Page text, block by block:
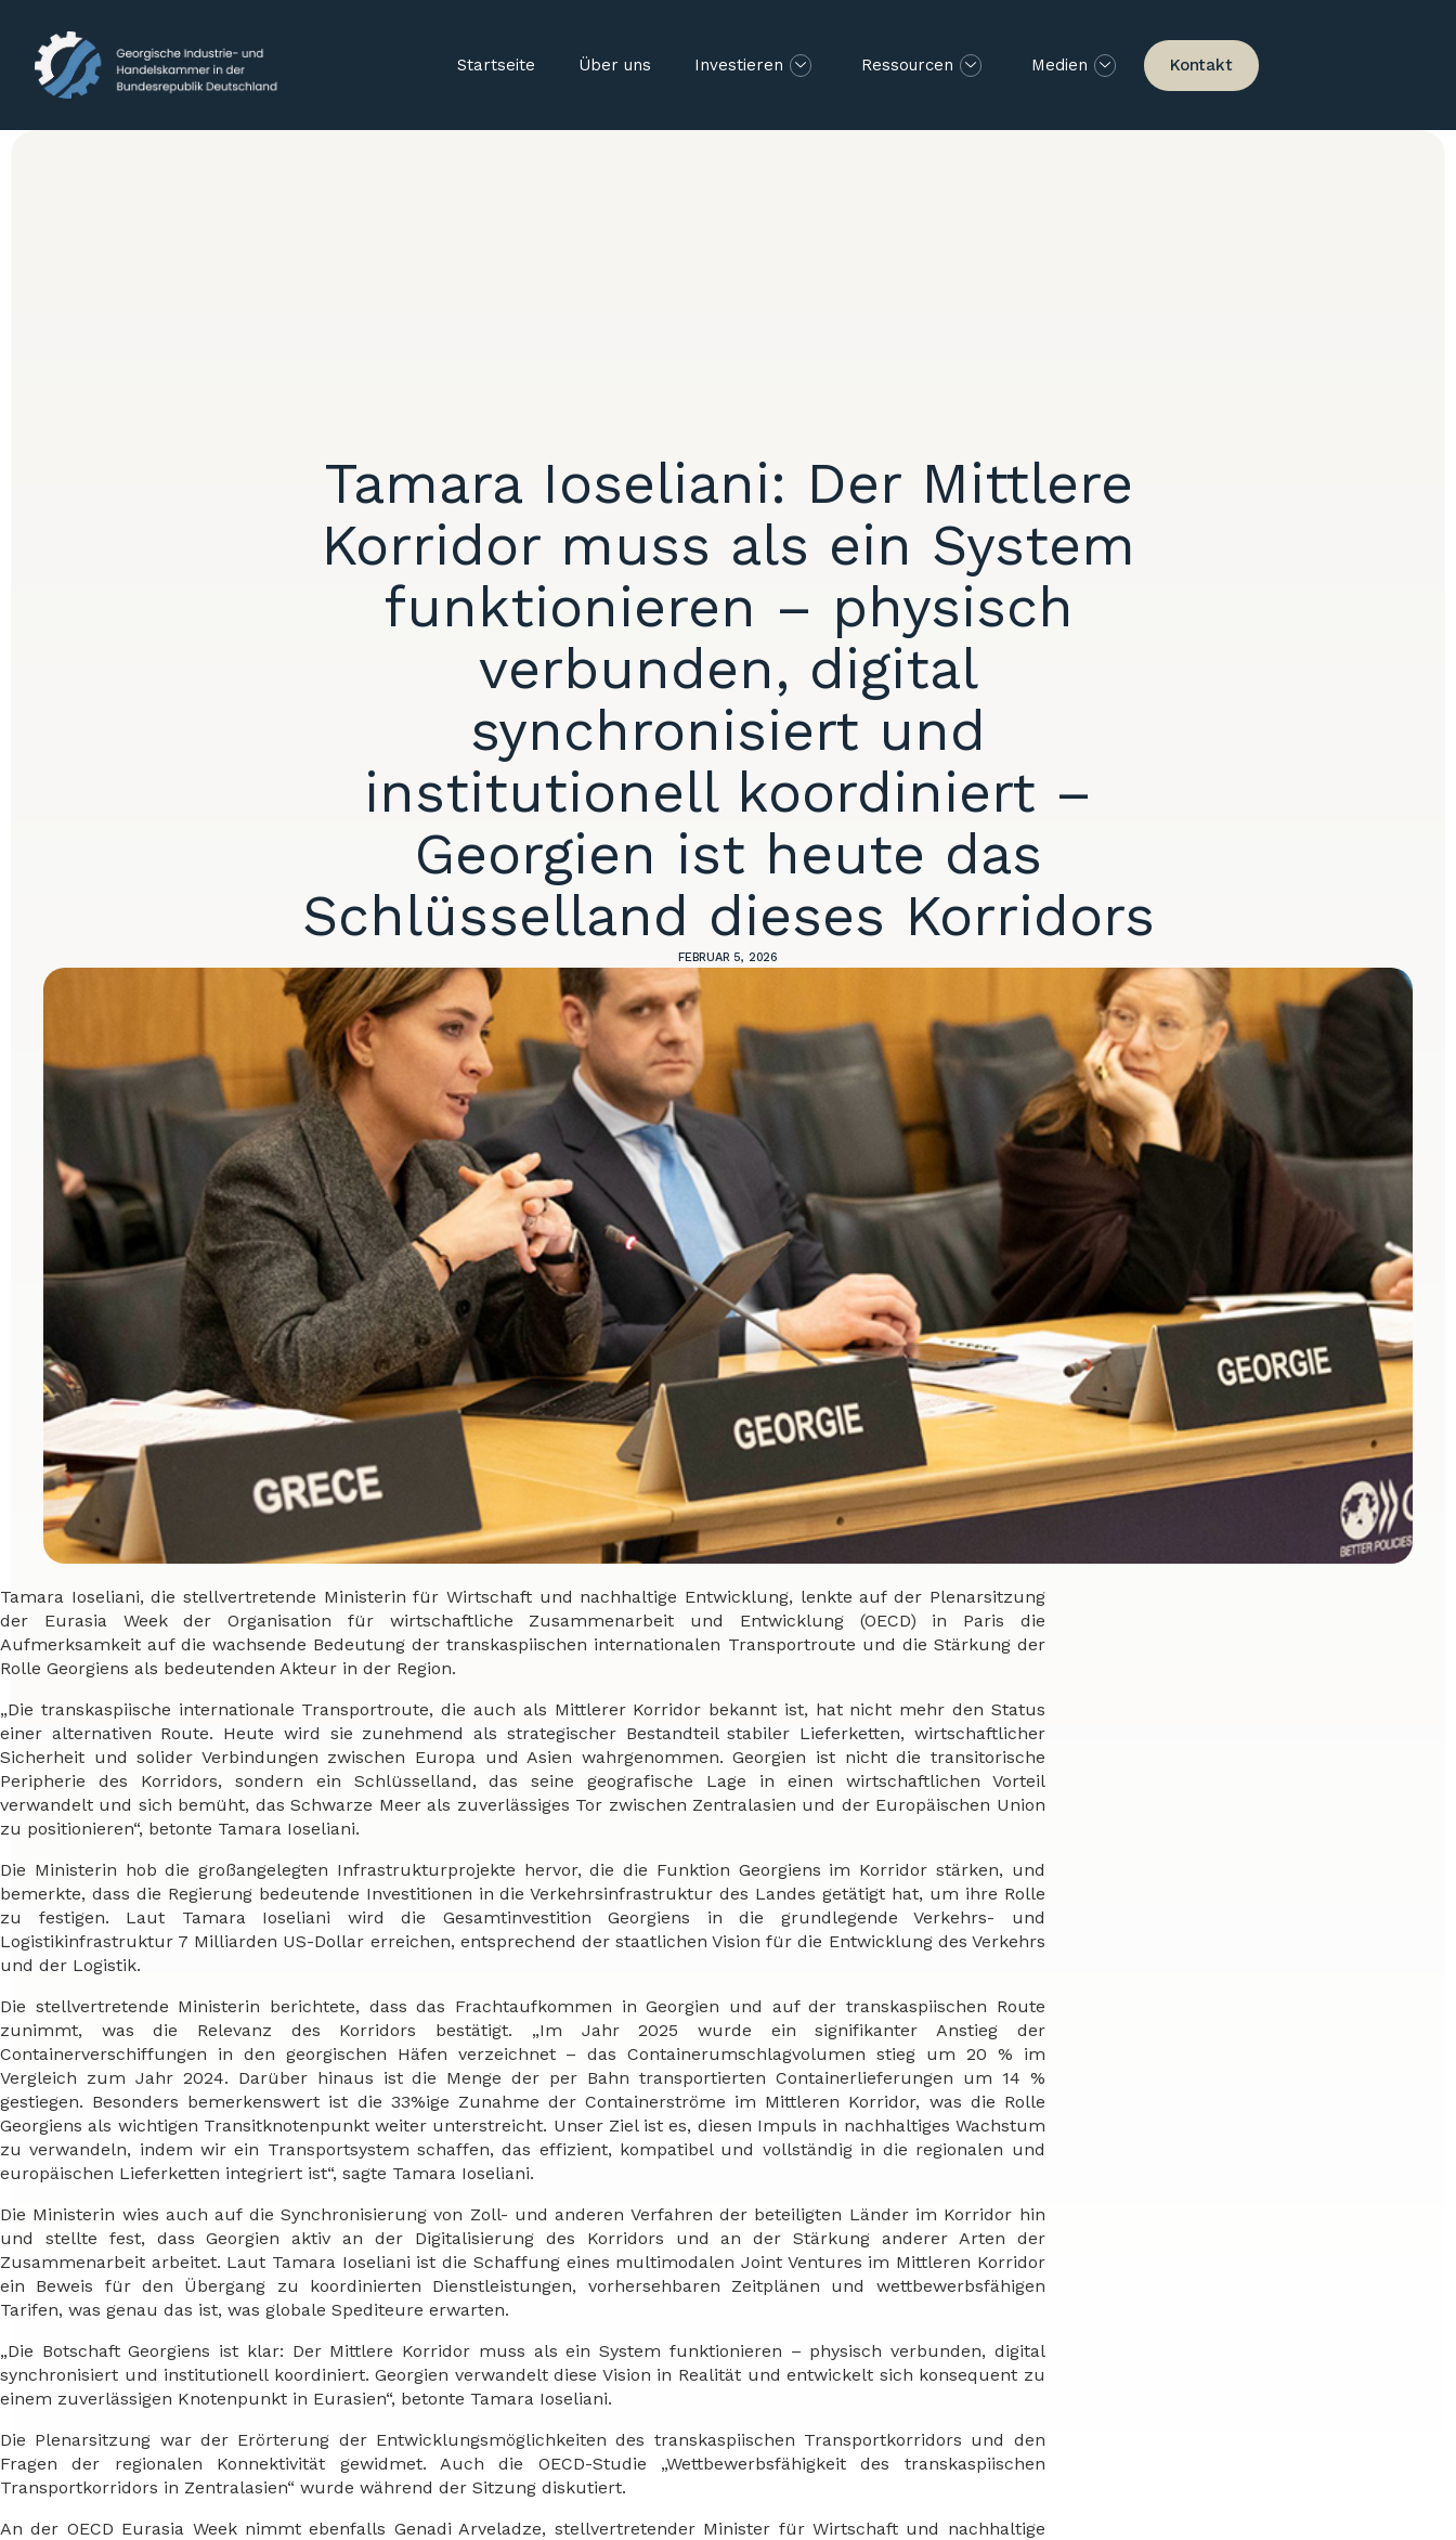
Startseite Über uns Investieren Ressourcen Medien Kontakt
Tamara Ioseliani: Der Mittlere
Korridor muss als ein System
funktionieren – physisch
verbunden, digital
synchronisiert und
institutionell koordiniert –
Georgien ist heute das
Schlüsselland dieses Korridors
FEBRUAR 5, 2026
Tamara Ioseliani, die stellvertretende Ministerin für Wirtschaft und nachhaltige Entwicklung, lenkte auf der Plenarsitzung
der Eurasia Week der Organisation für wirtschaftliche Zusammenarbeit und Entwicklung (OECD) in Paris die
Aufmerksamkeit auf die wachsende Bedeutung der transkaspiischen internationalen Transportroute und die Stärkung der
Rolle Georgiens als bedeutenden Akteur in der Region.
„Die transkaspiische internationale Transportroute, die auch als Mittlerer Korridor bekannt ist, hat nicht mehr den Status
einer alternativen Route. Heute wird sie zunehmend als strategischer Bestandteil stabiler Lieferketten, wirtschaftlicher
Sicherheit und solider Verbindungen zwischen Europa und Asien wahrgenommen. Georgien ist nicht die transitorische
Peripherie des Korridors, sondern ein Schlüsselland, das seine geografische Lage in einen wirtschaftlichen Vorteil
verwandelt und sich bemüht, das Schwarze Meer als zuverlässiges Tor zwischen Zentralasien und der Europäischen Union
zu positionieren“, betonte Tamara Ioseliani.
Die Ministerin hob die großangelegten Infrastrukturprojekte hervor, die die Funktion Georgiens im Korridor stärken, und
bemerkte, dass die Regierung bedeutende Investitionen in die Verkehrsinfrastruktur des Landes getätigt hat, um ihre Rolle
zu festigen. Laut Tamara Ioseliani wird die Gesamtinvestition Georgiens in die grundlegende Verkehrs- und
Logistikinfrastruktur 7 Milliarden US-Dollar erreichen, entsprechend der staatlichen Vision für die Entwicklung des Verkehrs
und der Logistik.
Die stellvertretende Ministerin berichtete, dass das Frachtaufkommen in Georgien und auf der transkaspiischen Route
zunimmt, was die Relevanz des Korridors bestätigt. „Im Jahr 2025 wurde ein signifikanter Anstieg der
Containerverschiffungen in den georgischen Häfen verzeichnet – das Containerumschlagvolumen stieg um 20 % im
Vergleich zum Jahr 2024. Darüber hinaus ist die Menge der per Bahn transportierten Containerlieferungen um 14 %
gestiegen. Besonders bemerkenswert ist die 33%ige Zunahme der Containerströme im Mittleren Korridor, was die Rolle
Georgiens als wichtigen Transitknotenpunkt weiter unterstreicht. Unser Ziel ist es, diesen Impuls in nachhaltiges Wachstum
zu verwandeln, indem wir ein Transportsystem schaffen, das effizient, kompatibel und vollständig in die regionalen und
europäischen Lieferketten integriert ist“, sagte Tamara Ioseliani.
Die Ministerin wies auch auf die Synchronisierung von Zoll- und anderen Verfahren der beteiligten Länder im Korridor hin
und stellte fest, dass Georgien aktiv an der Digitalisierung des Korridors und an der Stärkung anderer Arten der
Zusammenarbeit arbeitet. Laut Tamara Ioseliani ist die Schaffung eines multimodalen Joint Ventures im Mittleren Korridor
ein Beweis für den Übergang zu koordinierten Dienstleistungen, vorhersehbaren Zeitplänen und wettbewerbsfähigen
Tarifen, was genau das ist, was globale Spediteure erwarten.
„Die Botschaft Georgiens ist klar: Der Mittlere Korridor muss als ein System funktionieren – physisch verbunden, digital
synchronisiert und institutionell koordiniert. Georgien verwandelt diese Vision in Realität und entwickelt sich konsequent zu
einem zuverlässigen Knotenpunkt in Eurasien“, betonte Tamara Ioseliani.
Die Plenarsitzung war der Erörterung der Entwicklungsmöglichkeiten des transkaspiischen Transportkorridors und den
Fragen der regionalen Konnektivität gewidmet. Auch die OECD-Studie „Wettbewerbsfähigkeit des transkaspiischen
Transportkorridors in Zentralasien“ wurde während der Sitzung diskutiert.
An der OECD Eurasia Week nimmt ebenfalls Genadi Arveladze, stellvertretender Minister für Wirtschaft und nachhaltige